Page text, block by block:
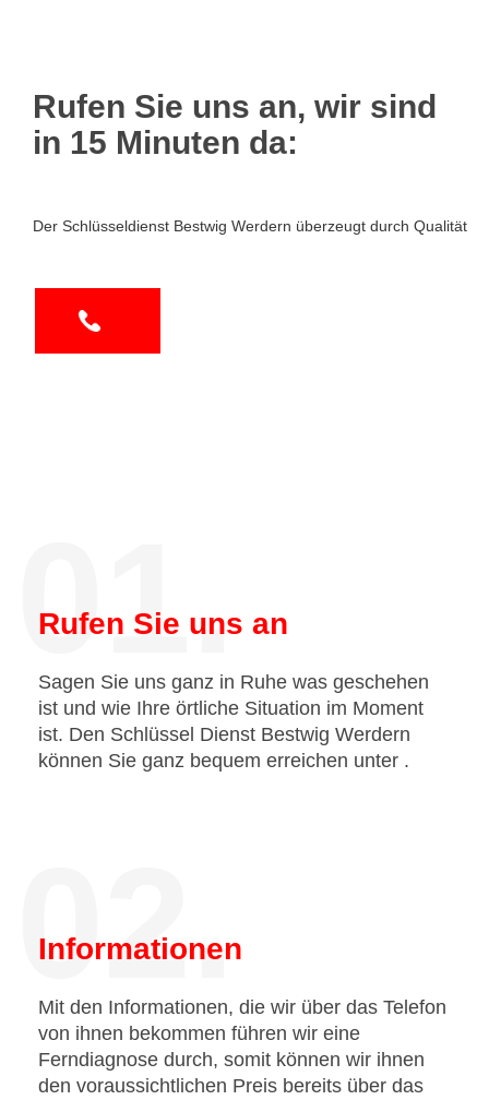
Rufen Sie uns an, wir sind
in 15 Minuten da:
Der Schlüsseldienst Bestwig Werdern überzeugt durch Qualität
01.
Rufen Sie uns an
Sagen Sie uns ganz in Ruhe was geschehen
ist und wie Ihre örtliche Situation im Moment
ist. Den Schlüssel Dienst Bestwig Werdern
können Sie ganz bequem erreichen unter .
02.
Informationen
Mit den Informationen, die wir über das Telefon
von ihnen bekommen führen wir eine
Ferndiagnose durch, somit können wir ihnen
den voraussichtlichen Preis bereits über das